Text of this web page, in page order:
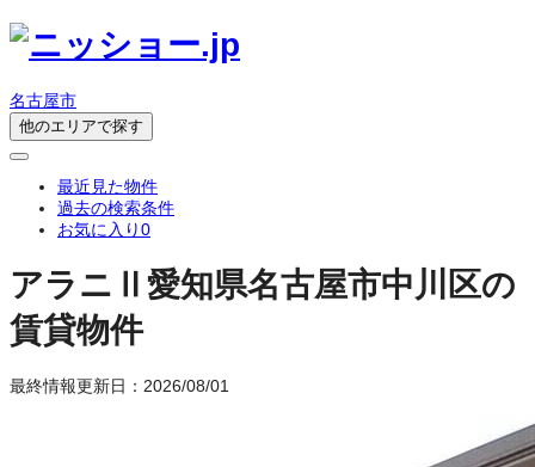
名古屋市
他のエリアで探す
最近見た物件
過去の検索条件
お気に入り0
アラニⅡ 愛知県名古屋市中川区の
賃貸物件
最終情報更新日：2026/08/01